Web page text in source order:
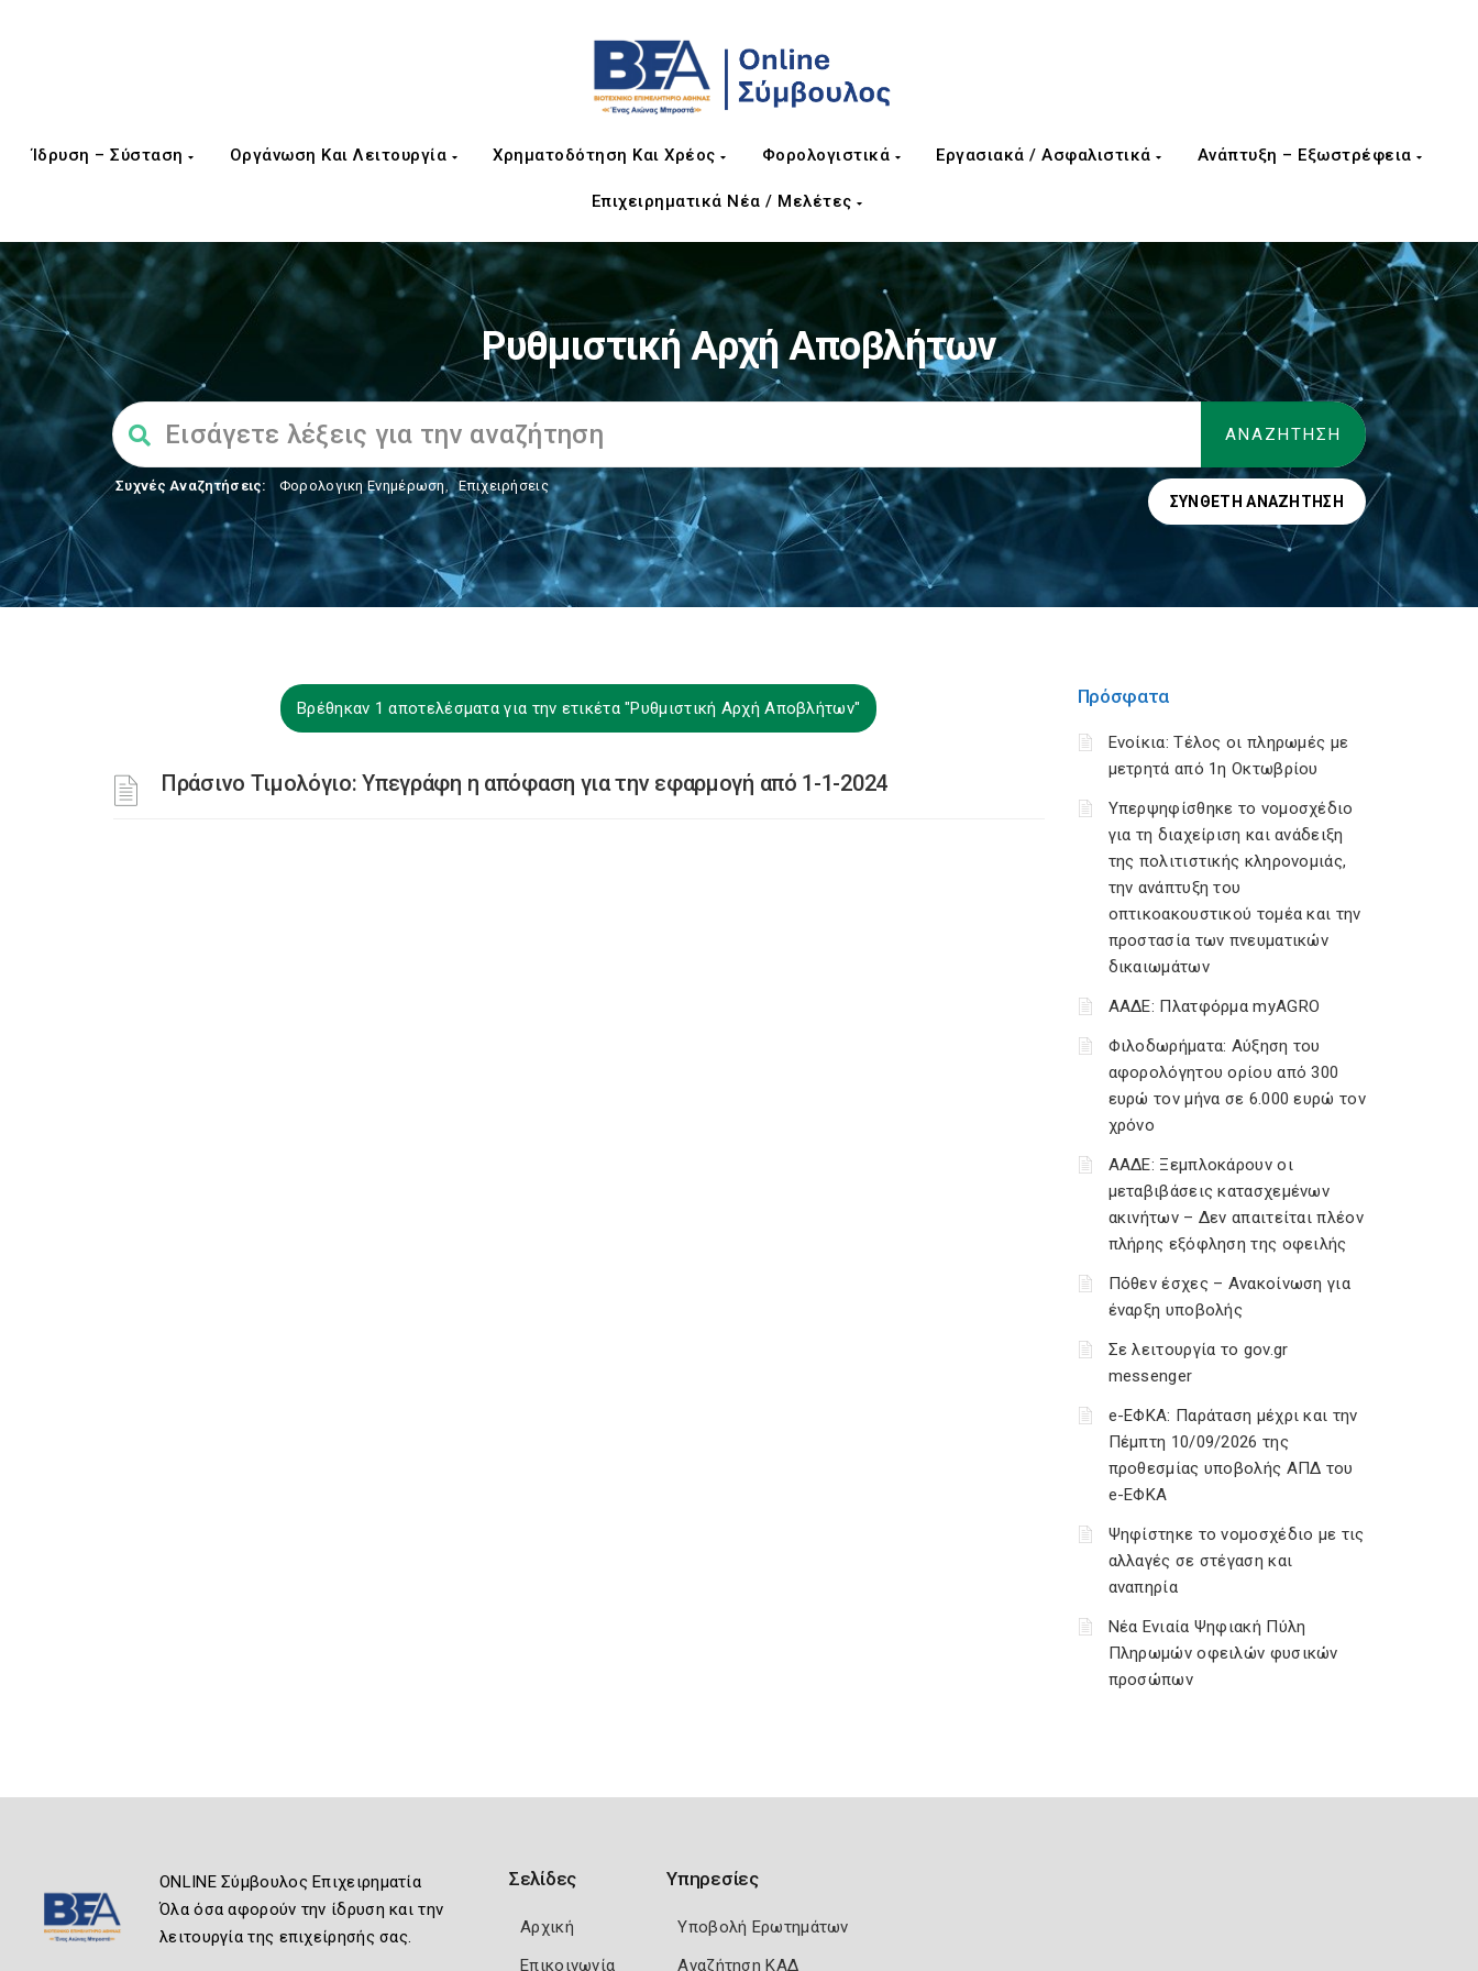
Ίδρυση – Σύσταση Οργάνωση Και Λειτουργία Χρηματοδότηση Και Χρέος Φορολογιστικά Εργασιακά / Ασφαλιστικά Ανάπτυξη – Εξωστρέφεια
Επιχειρηματικά Νέα / Μελέτες
Ρυθμιστική Αρχή Αποβλήτων
Συχνές Αναζητήσεις: Φορολογικη Ενημέρωση, Επιχειρήσεις
ΣΎΝΘΕΤΗ ΑΝΑΖΉΤΗΣΗ
Βρέθηκαν 1 αποτελέσματα για την ετικέτα "Ρυθμιστική Αρχή Αποβλήτων"
Πράσινο Τιμολόγιο: Υπεγράφη η απόφαση για την εφαρμογή από 1-1-2024
Πρόσφατα
Ενοίκια: Τέλος οι πληρωμές με
μετρητά από 1η Οκτωβρίου
Υπερψηφίσθηκε το νομοσχέδιο
για τη διαχείριση και ανάδειξη
της πολιτιστικής κληρονομιάς,
την ανάπτυξη του
οπτικοακουστικού τομέα και την
προστασία των πνευματικών
δικαιωμάτων
ΑΑΔΕ: Πλατφόρμα myAGRO
Φιλοδωρήματα: Αύξηση του
αφορολόγητου ορίου από 300
ευρώ τον μήνα σε 6.000 ευρώ τον
χρόνο
ΑΑΔΕ: Ξεμπλοκάρουν οι
μεταβιβάσεις κατασχεμένων
ακινήτων – Δεν απαιτείται πλέον
πλήρης εξόφληση της οφειλής
Πόθεν έσχες – Ανακοίνωση για
έναρξη υποβολής
Σε λειτουργία το gov.gr
messenger
e-ΕΦΚΑ: Παράταση μέχρι και την
Πέμπτη 10/09/2026 της
προθεσμίας υποβολής ΑΠΔ του
e-ΕΦΚΑ
Ψηφίστηκε το νομοσχέδιο με τις
αλλαγές σε στέγαση και
αναπηρία
Νέα Ενιαία Ψηφιακή Πύλη
Πληρωμών οφειλών φυσικών
προσώπων
ONLINE Σύμβουλος Επιχειρηματία
Όλα όσα αφορούν την ίδρυση και την
λειτουργία της επιχείρησής σας.
Σελίδες
Αρχική
Επικοινωνία
Υπηρεσίες
Υποβολή Ερωτημάτων
Αναζήτηση ΚΑΔ